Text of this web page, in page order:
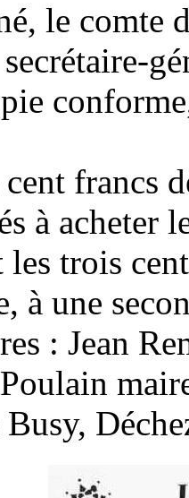
le comte
francs
à acheter
trois
à une
: Jean